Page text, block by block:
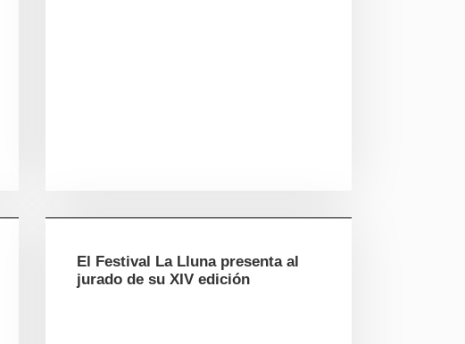
El Festival La Lluna presenta al
jurado de su XIV edición